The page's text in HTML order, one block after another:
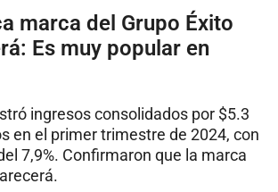
marca del Grupo Éxito
Es muy popular en
ingresos consolidados por $5.3
en el primer trimestre de 2024, con
7,9%. Confirmaron que la marca